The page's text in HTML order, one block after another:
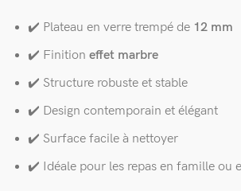
✔️ Plateau en verre trempé de 12 mm
✔️ Finition effet marbre
✔️ Structure robuste et stable
✔️ Design contemporain et élégant
✔️ Surface facile à nettoyer
✔️ Idéale pour les repas en famille ou